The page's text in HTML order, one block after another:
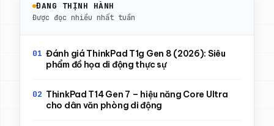
ĐANG THỊNH HÀNH
Được đọc nhiều nhất tuần
Đánh giá ThinkPad T1g Gen 8 (2026): Siêu
phẩm đồ họa di động thực sự
ThinkPad T14 Gen 7 – hiệu năng Core Ultra
cho dân văn phòng di động